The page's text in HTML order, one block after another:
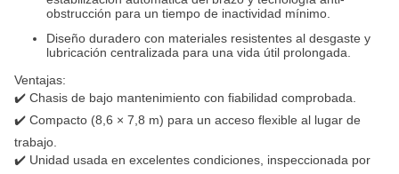
obstrucción para un tiempo de inactividad mínimo.
Diseño duradero con materiales resistentes al desgaste y
lubricación centralizada para una vida útil prolongada.
Ventajas:
✔️ Chasis de bajo mantenimiento con fiabilidad comprobada.
✔️ Compacto (8,6 × 7,8 m) para un acceso flexible al lugar de
trabajo.
✔️ Unidad usada en excelentes condiciones, inspeccionada por